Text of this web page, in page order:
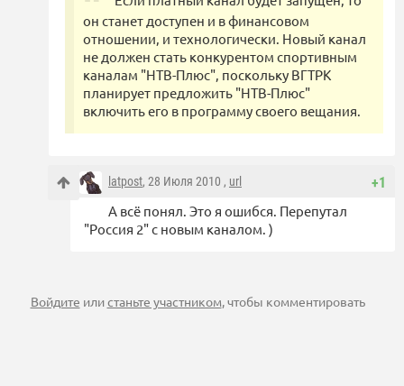
он станет доступен и в финансовом
отношении, и технологически. Новый канал
не должен стать конкурентом спортивным
каналам "НТВ-Плюс", поскольку ВГТРК
планирует предложить "НТВ-Плюс"
включить его в программу своего вещания.
+1
latpost, 28 Июля 2010 , url
А всё понял. Это я ошибся. Перепутал
"Россия 2" с новым каналом. )
Войдите илистаньте участником, чтобы комментировать